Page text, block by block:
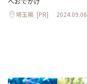
埼玉県 [PR] 2024.09.06